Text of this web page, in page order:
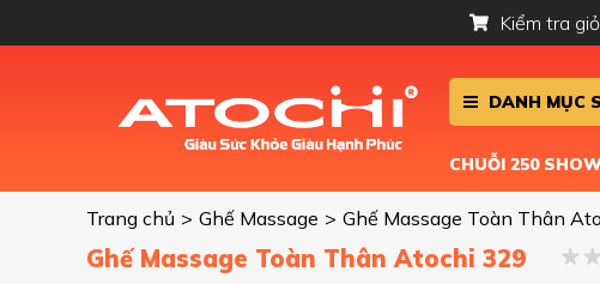
Kiểm tra
DANH MỤC
CHUỖI 250
Trang chủ > Ghế Massage > Ghế Massage Toàn Thân
Ghế Massage Toàn Thân Atochi 329